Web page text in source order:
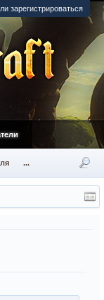
зарегистрироваться
...